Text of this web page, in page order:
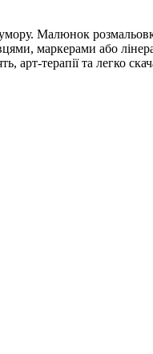
Малюнок
маркерами або
арт-терапії та легко